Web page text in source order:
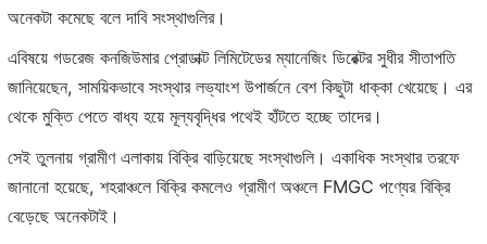
অনেকটা কমেছে বলে দাবি সংস্থাগুলির।
এবিষয়ে গডরেজ কনজিউমার প্রোডাক্ট লিমিটেডের ম্যানেজিং ডিরেক্টর সুধীর সীতাপতি
জানিয়েছেন, সাময়িকভাবে সংস্থার লভ্যাংশ উপার্জনে বেশ কিছুটা ধাক্কা খেয়েছে। এর
থেকে মুক্তি পেতে বাধ্য হয়ে মূল্যবৃদ্ধির পথেই হাঁটতে হচ্ছে তাদের।
সেই তুলনায় গ্রামীণ এলাকায় বিক্রি বাড়িয়েছে সংস্থাগুলি। একাধিক সংস্থার তরফে
জানানো হয়েছে, শহরাঞ্চলে বিক্রি কমলেও গ্রামীণ অঞ্চলে FMGC পণ্যের বিক্রি
বেড়েছে অনেকটাই।